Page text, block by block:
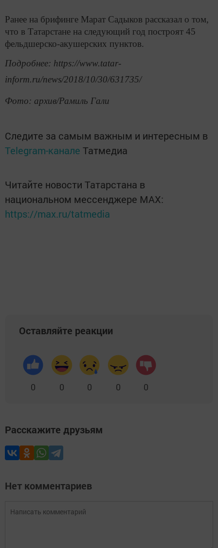
Ранее на брифинге Марат Садыков рассказал о том,
что в Татарстане на следующий год построят 45
фельдшерско-акушерских пунктов.
Подробнее: https://www.tatar-
inform.ru/news/2018/10/30/631735/
Фото: архив/Рамиль Гали
Следите за самым важным и интересным в
Telegram-канале Татмедиа
Читайте новости Татарстана в
национальном мессенджере MАХ:
https://max.ru/tatmedia
Оставляйте реакции
0 0 0 0 0
Расскажите друзьям
Нет комментариев